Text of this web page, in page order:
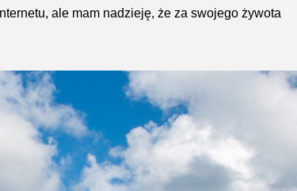
ale mam nadzieję, że za swojego żywota